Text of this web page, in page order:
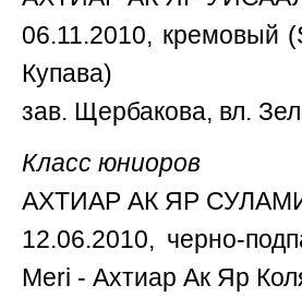
06.11.2010, кремовый
Купава)
зав. Щербакова, вл.
Класс юниоров
АХТИАР АК ЯР
12.06.2010, черно-
Meri - Ахтиар Ак Яр